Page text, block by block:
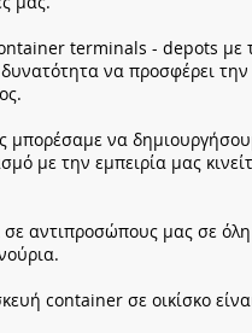
terminals - depots με
να προσφέρει
μπορέσαμε να
με την εμπειρία μας
σε αντιπροσώπους μας σε
container σε οικίσκο